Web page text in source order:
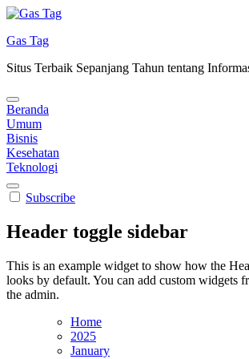
Skip
content
Gas Tag
Situs Terbaik Sepanjang Tahun tentang
Beranda
Umum
Bisnis
Kesehatan
Teknologi
Subscribe
Header toggle sidebar
This is an example widget to show how the
looks by default. You can add custom widgets
the admin.
Home
2025
January